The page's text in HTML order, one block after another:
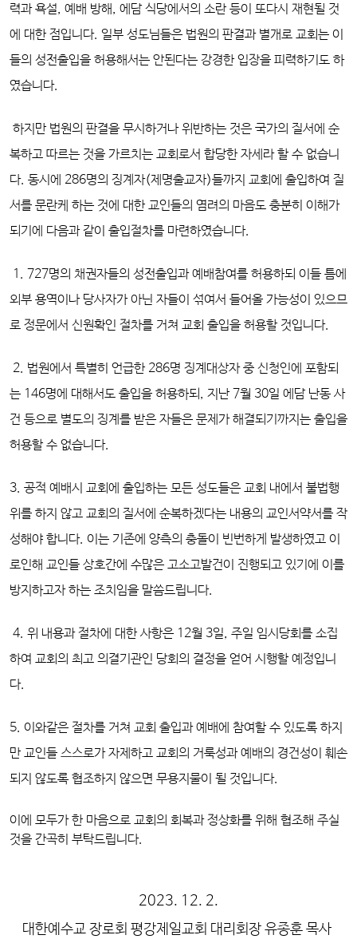
력과 욕설, 예배 방해, 에담 식당에서의 소란 등이 또다시 재현될 것
에 대한 점입니다. 일부 성도님들은 법원의 판결과 별개로 교회는 이
들의 성전출입을 허용해서는 안된다는 강경한 입장을 피력하기도 하
였습니다.
하지만 법원의 판결을 무시하거나 위반하는 것은 국가의 질서에 순
복하고 따르는 것을 가르치는 교회로서 합당한 자세라 할 수 없습니
다. 동시에 286명의 징계자(제명출교자)들까지 교회에 출입하여 질
서를 문란케 하는 것에 대한 교인들의 염려의 마음도 충분히 이해가
되기에 다음과 같이 출입절차를 마련하였습니다.
1. 727명의 채권자들의 성전출입과 예배참여를 허용하되 이들 틈에
외부 용역이나 당사자가 아닌 자들이 섞여서 들어올 가능성이 있으므
로 정문에서 신원확인 절차를 거쳐 교회 출입을 허용할 것입니다.
2. 법원에서 특별히 언급한 286명 징계대상자 중 신청인에 포함되
는 146명에 대해서도 출입을 허용하되, 지난 7월 30일 에담 난동 사
건 등으로 별도의 징계를 받은 자들은 문제가 해결되기까지는 출입을
허용할 수 없습니다.
3. 공적 예배시 교회에 출입하는 모든 성도들은 교회 내에서 불법행
위를 하지 않고 교회의 질서에 순복하겠다는 내용의 교인서약서를 작
성해야 합니다. 이는 기존에 양측의 충돌이 빈번하게 발생하였고 이
로인해 교인들 상호간에 수많은 고소고발건이 진행되고 있기에 이를
방지하고자 하는 조치임을 말씀드립니다.
4. 위 내용과 절차에 대한 사항은 12월 3일, 주일 임시당회를 소집
하여 교회의 최고 의결기관인 당회의 결정을 얻어 시행할 예정입니
다.
5. 이와같은 절차를 거쳐 교회 출입과 예배에 참여할 수 있도록 하지
만 교인들 스스로가 자제하고 교회의 거룩성과 예배의 경건성이 훼손
되지 않도록 협조하지 않으면 무용지물이 될 것입니다.
이에 모두가 한 마음으로 교회의 회복과 정상화를 위해 협조해 주실
것을 간곡히 부탁드립니다.
2023. 12. 2.
대한예수교 장로회 평강제일교회 대리회장 유종훈 목사